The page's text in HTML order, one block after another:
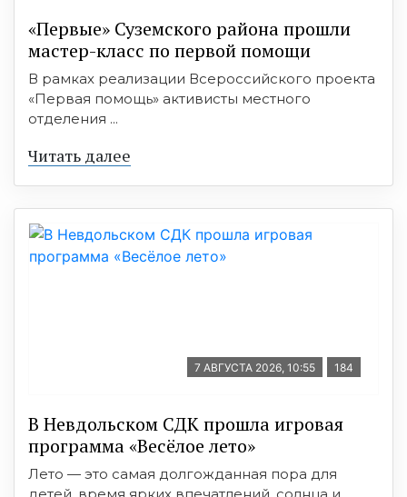
«Первые» Суземского района прошли
мастер-класс по первой помощи
В рамках реализации Всероссийского проекта
«Первая помощь» активисты местного
отделения ...
Читать далее
7 АВГУСТА 2026, 10:55 184
В Невдольском СДК прошла игровая
программа «Весёлое лето»
Лето — это самая долгожданная пора для
детей, время ярких впечатлений, солнца и